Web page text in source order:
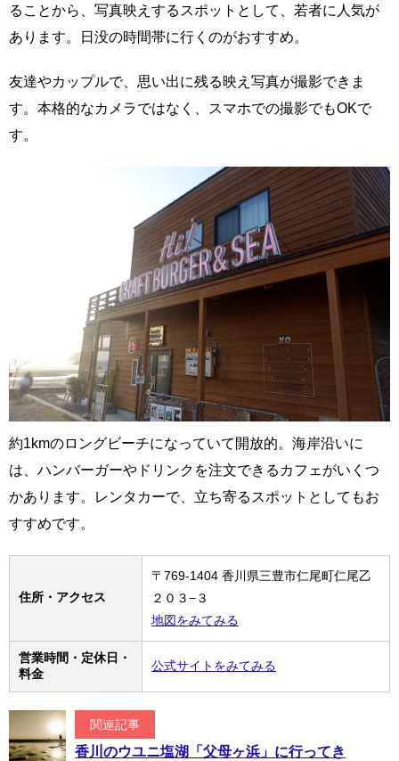
ることから、写真映えするスポットとして、若者に人気が
あります。日没の時間帯に行くのがおすすめ。
友達やカップルで、思い出に残る映え写真が撮影できま
す。本格的なカメラではなく、スマホでの撮影でもOKで
す。
約1kmのロングビーチになっていて開放的。海岸沿いに
は、ハンバーガーやドリンクを注文できるカフェがいくつ
かあります。レンタカーで、立ち寄るスポットとしてもお
すすめです。
住所・アクセス
〒769-1404 香川県三豊市仁尾町仁尾乙
２０３−３
地図をみてみる
営業時間・定休日・
料金
公式サイトをみてみる
関連記事
香川のウユニ塩湖「父母ヶ浜」に行ってき